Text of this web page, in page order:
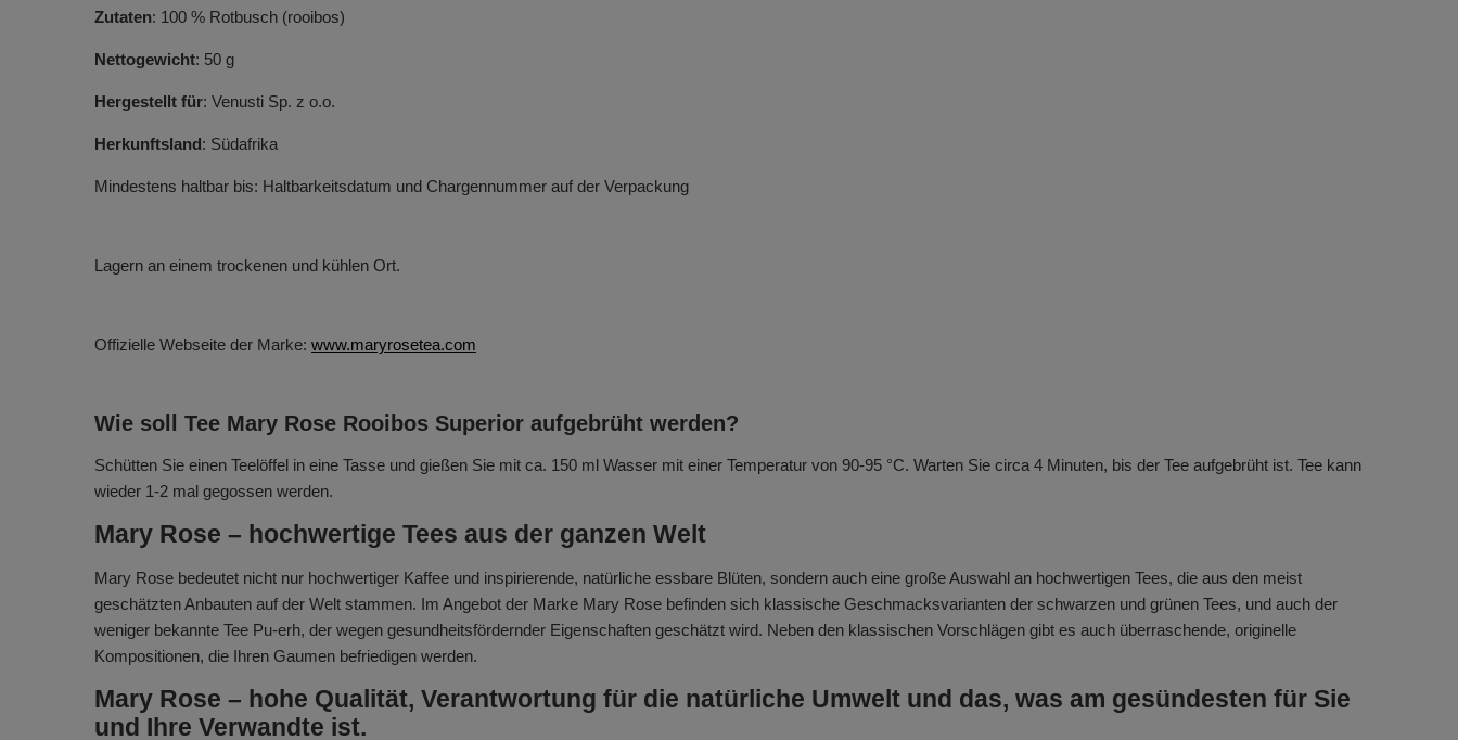
Zutaten: 100 % Rotbusch (rooibos)
Nettogewicht: 50 g
Hergestellt für: Venusti Sp. z o.o.
Herkunftsland: Südafrika
Mindestens haltbar bis: Haltbarkeitsdatum und Chargennummer auf der Verpackung
Lagern an einem trockenen und kühlen Ort.
Offizielle Webseite der Marke: www.maryrosetea.com
Wie soll Tee Mary Rose Rooibos Superior aufgebrüht werden?
Schütten Sie einen Teelöffel in eine Tasse und gießen Sie mit ca. 150 ml Wasser mit einer Temperatur von 90-95 °C. Warten Sie circa 4 Minuten, bis der Tee aufgebrüht ist. Tee kann
wieder 1-2 mal gegossen werden.
Mary Rose – hochwertige Tees aus der ganzen Welt
Mary Rose bedeutet nicht nur hochwertiger Kaffee und inspirierende, natürliche essbare Blüten, sondern auch eine große Auswahl an hochwertigen Tees, die aus den meist
geschätzten Anbauten auf der Welt stammen. Im Angebot der Marke Mary Rose befinden sich klassische Geschmacksvarianten der schwarzen und grünen Tees, und auch der
weniger bekannte Tee Pu-erh, der wegen gesundheitsfördernder Eigenschaften geschätzt wird. Neben den klassischen Vorschlägen gibt es auch überraschende, originelle
Kompositionen, die Ihren Gaumen befriedigen werden.
Mary Rose – hohe Qualität, Verantwortung für die natürliche Umwelt und das, was am gesündesten für Sie
und Ihre Verwandte ist.